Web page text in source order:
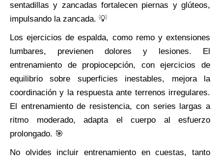
sentadillas y zancadas fortalecen piernas y glúteos,
impulsando la zancada. 💡
Los ejercicios de espalda, como remo y extensiones
lumbares, previenen dolores y lesiones. El
entrenamiento de propiocepción, con ejercicios de
equilibrio sobre superficies inestables, mejora la
coordinación y la respuesta ante terrenos irregulares.
El entrenamiento de resistencia, con series largas a
ritmo moderado, adapta el cuerpo al esfuerzo
prolongado. 🎯
No olvides incluir entrenamiento en cuestas, tanto